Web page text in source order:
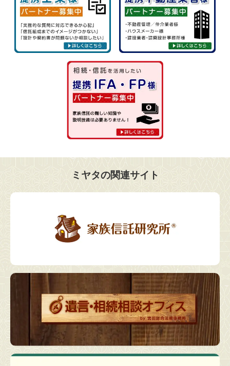
ミヤタの関連サイト